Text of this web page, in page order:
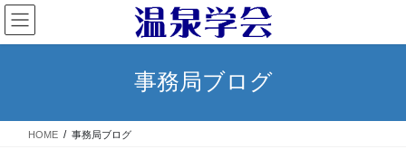
コ
ン
テ
ス
ナ
ビ
ゲ
ン
事務局ブログ
HOME 事務局ブログ